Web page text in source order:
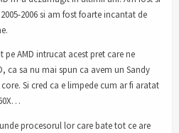
2006 si am fost foarte incantat de
AMD intrucat acest pret care ne
ca sa nu mai spun ca avem un Sandy
Si cred ca e limpede cum ar fi aratat
procesorul lor care bate tot ce are